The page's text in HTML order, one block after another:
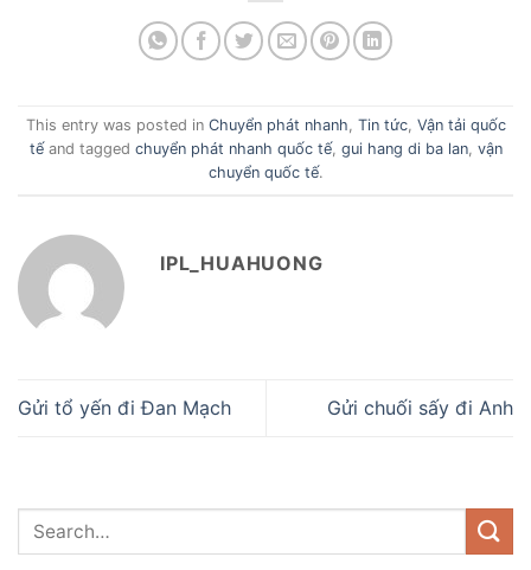
This entry was posted in Chuyển phát nhanh, Tin tức, Vận tải quốc
tếand tagged chuyển phát nhanh quốc tế, gui hang di ba lan, vận
chuyển quốc tế.
IPL_HUAHUONG
Gửi tổ yến đi Đan Mạch Gửi chuối sấy đi Anh